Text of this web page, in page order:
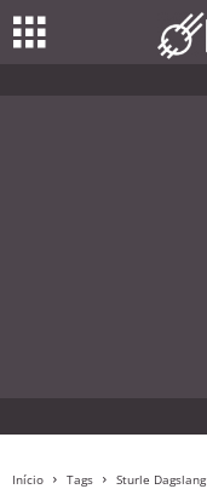
Início Tags Sturle Dagslang